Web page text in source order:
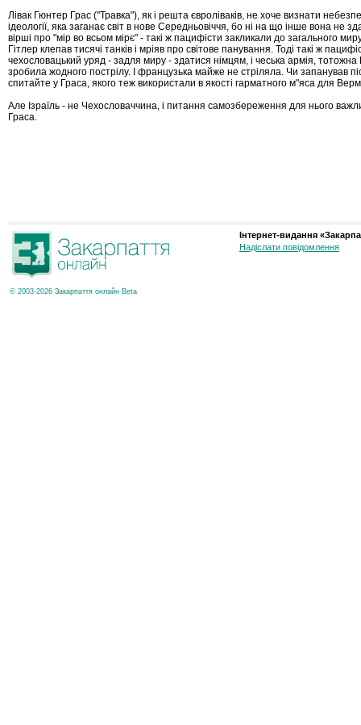
Лівак Гюнтер Грас ("Травка"), як і решта євроліваків, не хоче визнати
ідеології, яка заганає світ в нове Середньовіччя, бо ні на що інше вона не
вірші про "мір во всьом мірє" - такі ж пацифісти закликали до загального
Гітлер клепав тисячі танків і мріяв про світове панування. Тоді такі ж
чехословацький уряд - задля миру - здатися німцям, і чеська армія,
зробила жодного пострілу. І французька майже не стріляла. Чи запанував
спитайте у Граса, якого теж використали в якості гарматного м"яса для
Але Ізраїль - не Чехословаччина, і питання самозбереження для нього
Граса.
© 2003-2026 Закарпаття онлайн Beta
Інтернет-видання
Надіслати повідомлення